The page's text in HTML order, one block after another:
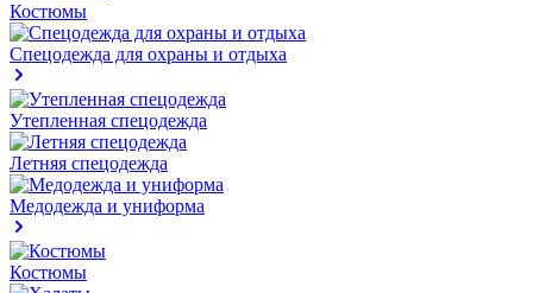
Костюмы
Спецодежда для охраны и отдыха
Утепленная спецодежда
Летняя спецодежда
Медодежда и униформа
Костюмы